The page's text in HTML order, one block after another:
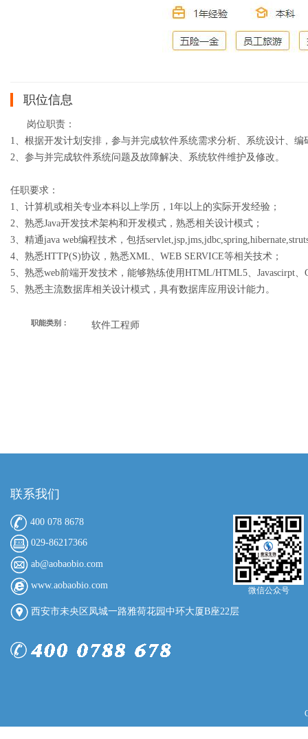
职位信息
岗位职责：
1、根据开发计划安排，参与并完成软件系统需求分析、系统设计、
2、参与并完成软件系统问题及故障解决、系统软件维护及修改。
任职要求：
1、计算机或相关专业本科以上学历，1年以上的实际开发经验；
2、熟悉Java开发技术架构和开发模式，熟悉相关设计模式；
3、精通java web编程技术，包括
4、熟悉HTTP(S)协议，熟悉XML、WEB SERVICE等相关技术；
5、熟悉web前端开发技术，能够熟练使用HTML/HTML5、Javascirpt
5、熟悉主流数据库相关设计模式，具有数据库应用设计能力。
职能类别： 软件工程师
联系我们
400 078 8678
029-86217366
ab@aobaobio.com
www.aobaobio.com 微信公众号
西安市未央区凤城一路雅荷花园中环大厦B座22层